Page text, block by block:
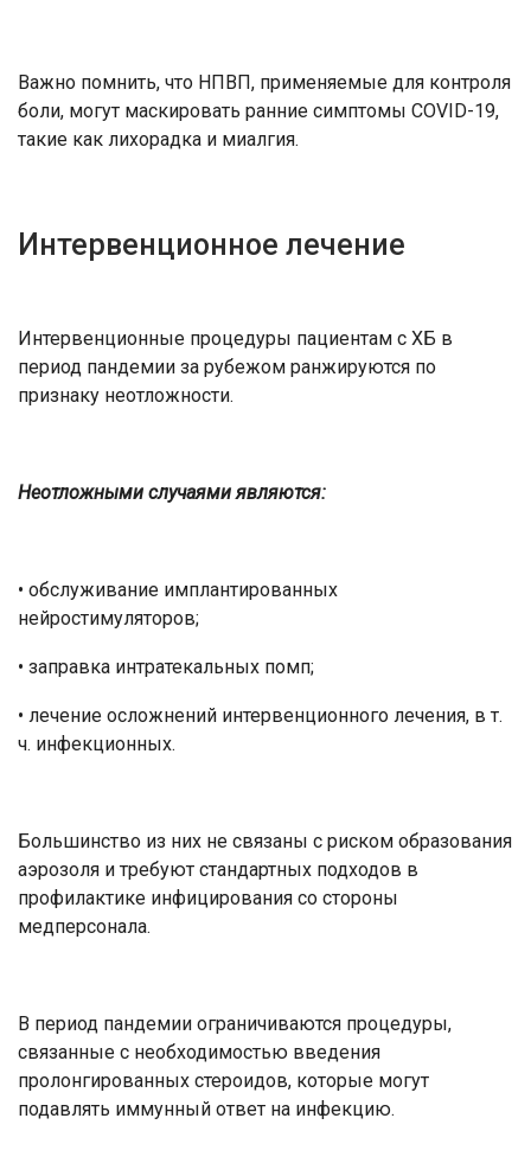
Важно помнить, что НПВП, применяемые для контроля
боли, могут маскировать ранние симптомы COVID-19,
такие как лихорадка и миалгия.
Интервенционное лечение
Интервенционные процедуры пациентам с ХБ в
период пандемии за рубежом ранжируются по
признаку неотложности.
Неотложными случаями являются:
• обслуживание имплантированных
нейростимуляторов;
• заправка интратекальных помп;
• лечение осложнений интервенционного лечения, в т.
ч. инфекционных.
Большинство из них не связаны с риском образования
аэрозоля и требуют стандартных подходов в
профилактике инфицирования со стороны
медперсонала.
В период пандемии ограничиваются процедуры,
связанные с необходимостью введения
пролонгированных стероидов, которые могут
подавлять иммунный ответ на инфекцию.